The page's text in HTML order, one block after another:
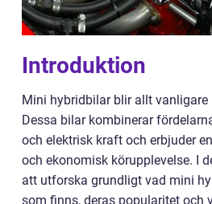
Introduktion
Mini hybridbilar blir allt vanligare
Dessa bilar kombinerar
och elektrisk kraft och erbjuder
och ekonomisk körupplevelse. I
att utforska grundligt vad mini
som finns, deras popularitet och